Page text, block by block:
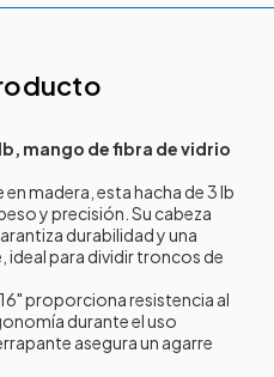
mango de fibra de vidrio
madera, esta hacha de 3 lb
y precisión. Su cabeza
durabilidad y una
para dividir troncos de
proporciona resistencia al
durante el uso
asegura un agarre